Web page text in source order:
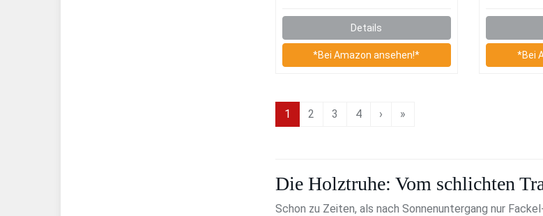
Details
*Bei Amazon ansehen!*
Holztisch
*Bei
1 2 3 4 › »
Die Holztruhe: Vom schlichten
Schon zu Zeiten, als nach Sonnenuntergang nur